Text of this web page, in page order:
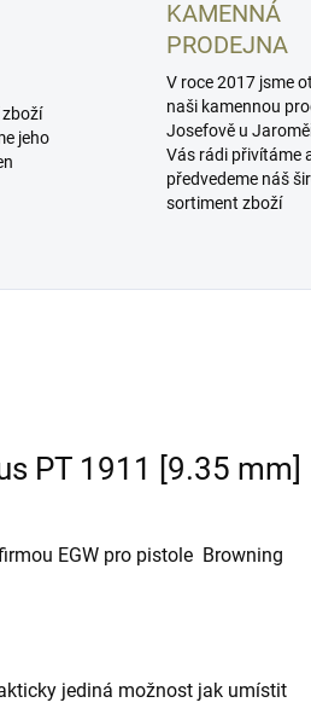
jeho
KAMENNÁ
PRODEJNA
V roce 2017 jsme
naši kamennou
Josefově u
Vás rádi přivítáme
předvedeme náš
sortiment zboží
PT 1911 [9.35 mm]
EGW pro pistole Browning
jediná možnost jak umístit